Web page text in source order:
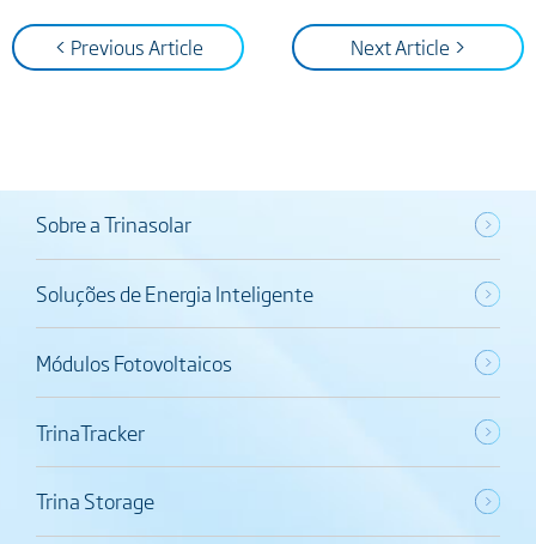
< Previous Article Next Article >
Sobre a Trinasolar
Soluções de Energia Inteligente
Módulos Fotovoltaicos
TrinaTracker
Trina Storage